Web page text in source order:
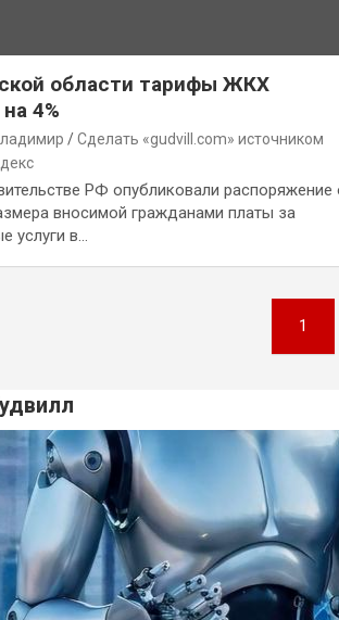
области тарифы ЖКХ
4%
Сделать «gudvill.com» источником
РФ опубликовали распоряжение
вносимой гражданами платы за
услуги в…
1